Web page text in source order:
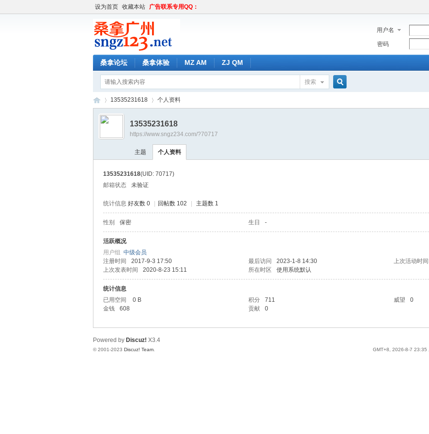
设为首页 收藏本站 广告联系专用QQ：
用户名
密码
桑拿论坛 桑拿体验 MZ AM ZJ QM
搜索
›
13535231618 个人资料
13535231618
https://www.sngz234.com/?70717
主题 个人资料
13535231618(UID: 70717)
邮箱状态
未验证
统计信息 好友数 0 回帖数 102 主题数 1
性别 保密 生日 -
活跃概况
用户组 中级会员
注册时间
2017-9-3 17:50 最后访问 2023-1-8 14:30 上次活动时间
上次发表时间
2020-8-23 15:11 所在时区 使用系统默认
统计信息
已用空间
0 B 积分 711 威望
0
金钱
608 贡献 0
GMT+8, 2026-8-7 23:35
Powered by Discuz! X3.4
© 2001-2023 Discuz! Team